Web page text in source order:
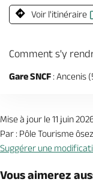
Voir l'itinéraire
Comment s'y
Gare SNCF : Ancenis
Mise à jour le 11 juin
Par : Pôle Tourisme
Suggérer une
Vous aimerez